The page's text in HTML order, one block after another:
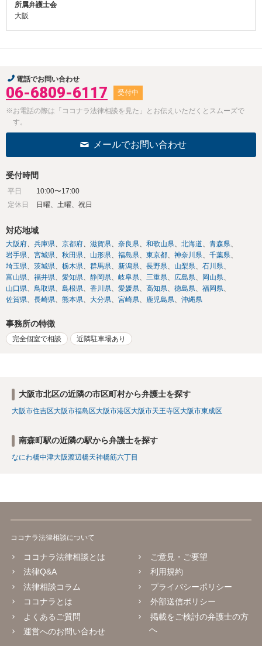
所属弁護士会
大阪
電話でお問い合わせ
06-6809-6117 受付中
※お電話の際は「ココナラ法律相談を見た」とお伝えいただくとスムーズで
す。
メールでお問い合わせ
受付時間
平日
10:00〜17:00
定休日
日曜、土曜、祝日
対応地域
大阪府 兵庫県 京都府 滋賀県 奈良県 和歌山県 北海道
青森県
岩手県
宮城県 秋田県 山形県 福島県 東京都 神奈川県
千葉県
埼玉県
茨城県 栃木県 群馬県 新潟県 長野県 山梨県
石川県
富山県
福井県 愛知県 静岡県 岐阜県 三重県 広島県
岡山県
山口県
鳥取県 島根県 香川県 愛媛県 高知県 徳島県
福岡県
佐賀県
長崎県 熊本県 大分県 宮崎県 鹿児島県 沖縄県
事務所の特徴
完全個室で相談 近隣駐車場あり
大阪市北区の近隣の市区町村から弁護士を探す
大阪市住吉区大阪市福島区大阪市港区大阪市天王寺区大阪市東成区
南森町駅の近隣の駅から弁護士を探す
なにわ橋中津大阪渡辺橋天神橋筋六丁目
ココナラ法律相談について
ココナラ法律相談とは
法律Q&A
法律相談コラム
ココナラとは
よくあるご質問
運営へのお問い合わせ
ご意見・ご要望
利用規約
プライバシーポリシー
外部送信ポリシー
掲載をご検討の弁護士の方
へ